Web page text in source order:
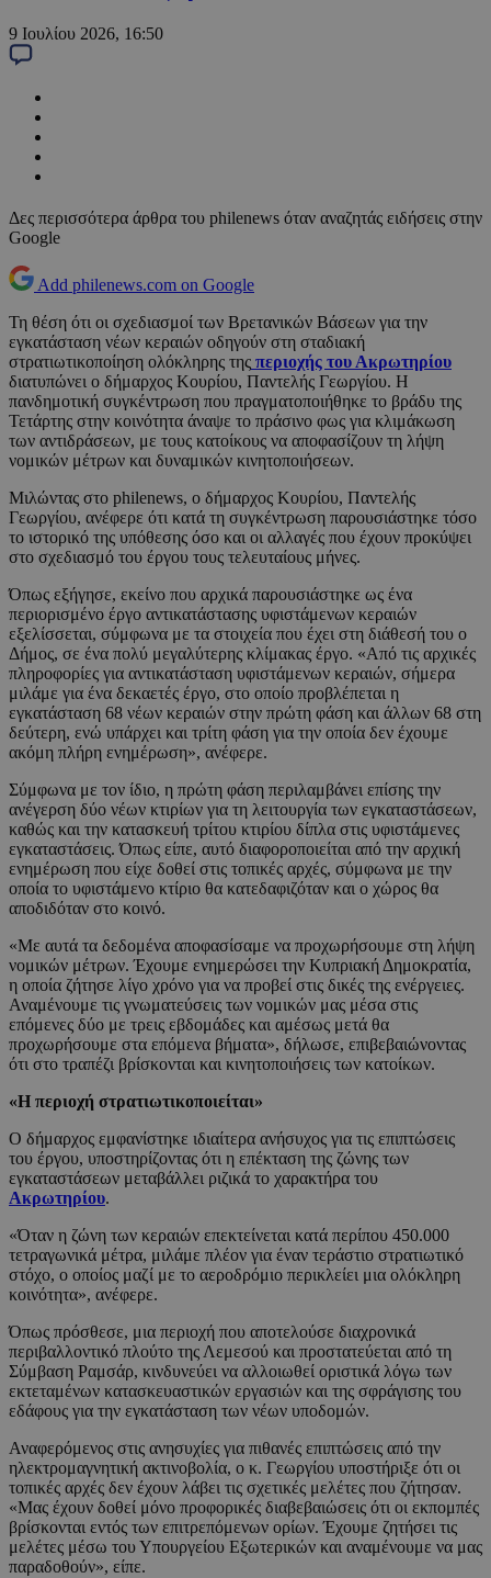
9 Ιουλίου 2026, 16:50
Δες περισσότερα άρθρα του philenews όταν αναζητάς ειδήσεις στην
Google
Add philenews.com on Google
Τη θέση ότι οι σχεδιασμοί των Βρετανικών Βάσεων για την
εγκατάσταση νέων κεραιών οδηγούν στη σταδιακή
στρατιωτικοποίηση ολόκληρης της περιοχής του Ακρωτηρίου
διατυπώνει ο δήμαρχος Κουρίου, Παντελής Γεωργίου. Η
πανδημοτική συγκέντρωση που πραγματοποιήθηκε το βράδυ της
Τετάρτης στην κοινότητα άναψε το πράσινο φως για κλιμάκωση
των αντιδράσεων, με τους κατοίκους να αποφασίζουν τη λήψη
νομικών μέτρων και δυναμικών κινητοποιήσεων.
Μιλώντας στο philenews, ο δήμαρχος Κουρίου, Παντελής
Γεωργίου, ανέφερε ότι κατά τη συγκέντρωση παρουσιάστηκε τόσο
το ιστορικό της υπόθεσης όσο και οι αλλαγές που έχουν προκύψει
στο σχεδιασμό του έργου τους τελευταίους μήνες.
Όπως εξήγησε, εκείνο που αρχικά παρουσιάστηκε ως ένα
περιορισμένο έργο αντικατάστασης υφιστάμενων κεραιών
εξελίσσεται, σύμφωνα με τα στοιχεία που έχει στη διάθεσή του ο
Δήμος, σε ένα πολύ μεγαλύτερης κλίμακας έργο. «Από τις αρχικές
πληροφορίες για αντικατάσταση υφιστάμενων κεραιών, σήμερα
μιλάμε για ένα δεκαετές έργο, στο οποίο προβλέπεται η
εγκατάσταση 68 νέων κεραιών στην πρώτη φάση και άλλων 68 στη
δεύτερη, ενώ υπάρχει και τρίτη φάση για την οποία δεν έχουμε
ακόμη πλήρη ενημέρωση», ανέφερε.
Σύμφωνα με τον ίδιο, η πρώτη φάση περιλαμβάνει επίσης την
ανέγερση δύο νέων κτιρίων για τη λειτουργία των εγκαταστάσεων,
καθώς και την κατασκευή τρίτου κτιρίου δίπλα στις υφιστάμενες
εγκαταστάσεις. Όπως είπε, αυτό διαφοροποιείται από την αρχική
ενημέρωση που είχε δοθεί στις τοπικές αρχές, σύμφωνα με την
οποία το υφιστάμενο κτίριο θα κατεδαφιζόταν και ο χώρος θα
αποδιδόταν στο κοινό.
«Με αυτά τα δεδομένα αποφασίσαμε να προχωρήσουμε στη λήψη
νομικών μέτρων. Έχουμε ενημερώσει την Κυπριακή Δημοκρατία,
η οποία ζήτησε λίγο χρόνο για να προβεί στις δικές της ενέργειες.
Αναμένουμε τις γνωματεύσεις των νομικών μας μέσα στις
επόμενες δύο με τρεις εβδομάδες και αμέσως μετά θα
προχωρήσουμε στα επόμενα βήματα», δήλωσε, επιβεβαιώνοντας
ότι στο τραπέζι βρίσκονται και κινητοποιήσεις των κατοίκων.
«Η περιοχή στρατιωτικοποιείται»
Ο δήμαρχος εμφανίστηκε ιδιαίτερα ανήσυχος για τις επιπτώσεις
του έργου, υποστηρίζοντας ότι η επέκταση της ζώνης των
εγκαταστάσεων μεταβάλλει ριζικά το χαρακτήρα του
Ακρωτηρίου.
«Όταν η ζώνη των κεραιών επεκτείνεται κατά περίπου 450.000
τετραγωνικά μέτρα, μιλάμε πλέον για έναν τεράστιο στρατιωτικό
στόχο, ο οποίος μαζί με το αεροδρόμιο περικλείει μια ολόκληρη
κοινότητα», ανέφερε.
Όπως πρόσθεσε, μια περιοχή που αποτελούσε διαχρονικά
περιβαλλοντικό πλούτο της Λεμεσού και προστατεύεται από τη
Σύμβαση Ραμσάρ, κινδυνεύει να αλλοιωθεί οριστικά λόγω των
εκτεταμένων κατασκευαστικών εργασιών και της σφράγισης του
εδάφους για την εγκατάσταση των νέων υποδομών.
Αναφερόμενος στις ανησυχίες για πιθανές επιπτώσεις από την
ηλεκτρομαγνητική ακτινοβολία, ο κ. Γεωργίου υποστήριξε ότι οι
τοπικές αρχές δεν έχουν λάβει τις σχετικές μελέτες που ζήτησαν.
«Μας έχουν δοθεί μόνο προφορικές διαβεβαιώσεις ότι οι εκπομπές
βρίσκονται εντός των επιτρεπόμενων ορίων. Έχουμε ζητήσει τις
μελέτες μέσω του Υπουργείου Εξωτερικών και αναμένουμε να μας
παραδοθούν», είπε.